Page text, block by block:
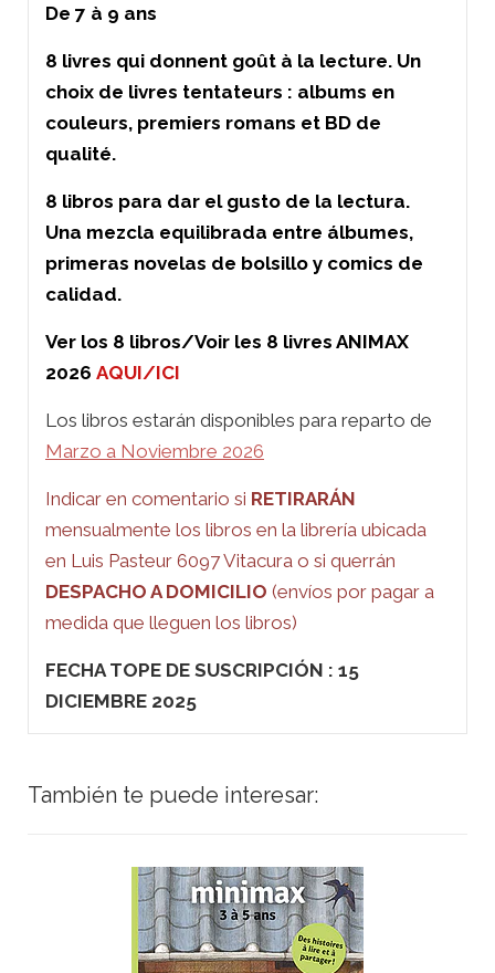
De 7 à 9 ans
8 livres qui donnent goût à la lecture. Un
choix de livres tentateurs : albums en
couleurs, premiers romans et BD de
qualité.
8 libros para dar el gusto de la lectura.
Una mezcla equilibrada entre álbumes,
primeras novelas de bolsillo y comics de
calidad.
Ver los 8 libros/Voir les 8 livres ANIMAX
2026 AQUI/ICI
Los libros estarán disponibles para reparto de
Marzo a Noviembre 2026
Indicar en comentario si RETIRARÁN
mensualmente los libros en la librería ubicada
en Luis Pasteur 6097 Vitacura o si querrán
DESPACHO A DOMICILIO (envíos por pagar a
medida que lleguen los libros)
FECHA TOPE DE SUSCRIPCIÓN : 15
DICIEMBRE 2025
También te puede interesar: